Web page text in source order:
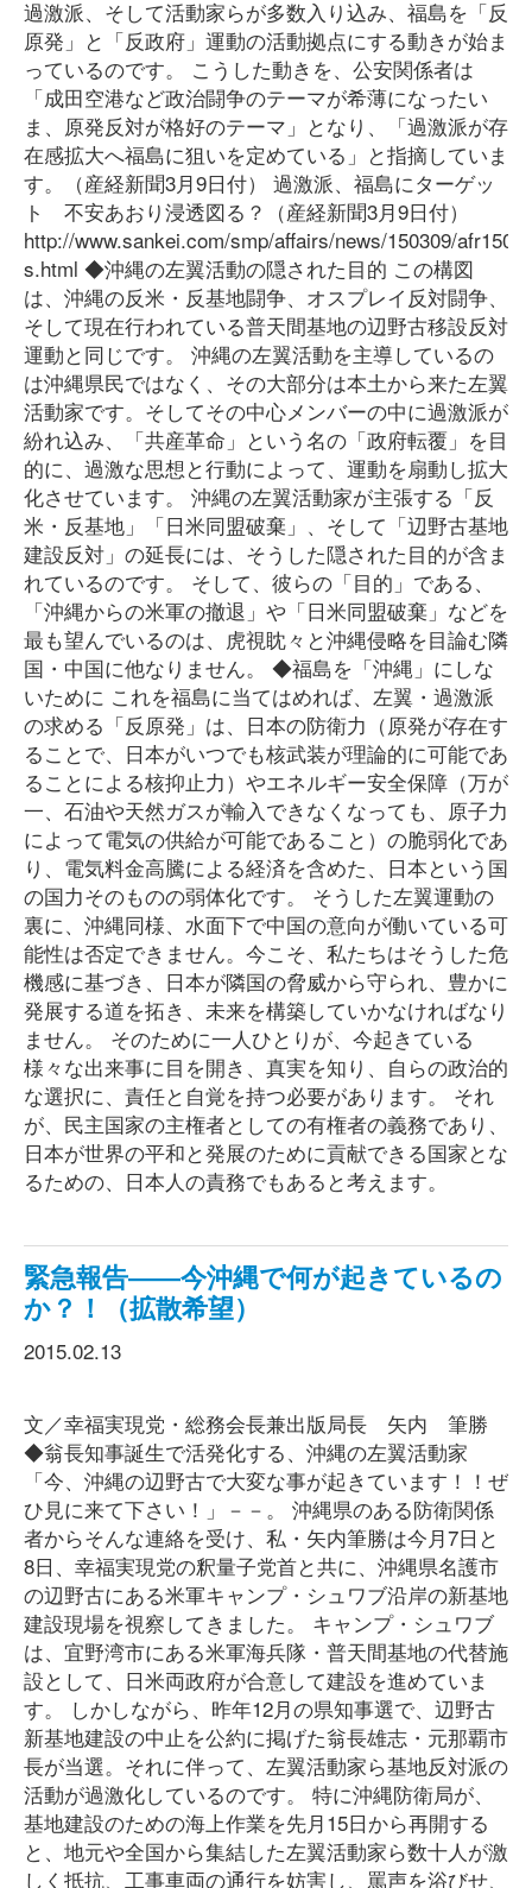
過激派、そして活動家らが多数入り込み、福島を「反
原発」と「反政府」運動の活動拠点にする動きが始ま
っているのです。 こうした動きを、公安関係者は
「成田空港など政治闘争のテーマが希薄になったい
ま、原発反対が格好のテーマ」となり、「過激派が存
在感拡大へ福島に狙いを定めている」と指摘していま
す。（産経新聞3月9日付） 過激派、福島にターゲッ
ト 不安あおり浸透図る？（産経新聞3月9日付）
http://www.sankei.com/smp/affairs/news/150309/
s.html ◆沖縄の左翼活動の隠された目的 この構図
は、沖縄の反米・反基地闘争、オスプレイ反対闘争、
そして現在行われている普天間基地の辺野古移設反対
運動と同じです。 沖縄の左翼活動を主導しているの
は沖縄県民ではなく、その大部分は本土から来た左翼
活動家です。そしてその中心メンバーの中に過激派が
紛れ込み、「共産革命」という名の「政府転覆」を目
的に、過激な思想と行動によって、運動を扇動し拡大
化させています。 沖縄の左翼活動家が主張する「反
米・反基地」「日米同盟破棄」、そして「辺野古基地
建設反対」の延長には、そうした隠された目的が含ま
れているのです。 そして、彼らの「目的」である、
「沖縄からの米軍の撤退」や「日米同盟破棄」などを
最も望んでいるのは、虎視眈々と沖縄侵略を目論む隣
国・中国に他なりません。 ◆福島を「沖縄」にしな
いために これを福島に当てはめれば、左翼・過激派
の求める「反原発」は、日本の防衛力（原発が存在す
ることで、日本がいつでも核武装が理論的に可能であ
ることによる核抑止力）やエネルギー安全保障（万が
一、石油や天然ガスが輸入できなくなっても、原子力
によって電気の供給が可能であること）の脆弱化であ
り、電気料金高騰による経済を含めた、日本という国
の国力そのものの弱体化です。 そうした左翼運動の
裏に、沖縄同様、水面下で中国の意向が働いている可
能性は否定できません。今こそ、私たちはそうした危
機感に基づき、日本が隣国の脅威から守られ、豊かに
発展する道を拓き、未来を構築していかなければなり
ません。 そのために一人ひとりが、今起きている
様々な出来事に目を開き、真実を知り、自らの政治的
な選択に、責任と自覚を持つ必要があります。 それ
が、民主国家の主権者としての有権者の義務であり、
日本が世界の平和と発展のために貢献できる国家とな
るための、日本人の責務でもあると考えます。
緊急報告――今沖縄で何が起きているの
か？！（拡散希望）
2015.02.13
文／幸福実現党・総務会長兼出版局長 矢内 筆勝
◆翁長知事誕生で活発化する、沖縄の左翼活動家
「今、沖縄の辺野古で大変な事が起きています！！ぜ
ひ見に来て下さい！」－－。 沖縄県のある防衛関係
者からそんな連絡を受け、私・矢内筆勝は今月7日と
8日、幸福実現党の釈量子党首と共に、沖縄県名護市
の辺野古にある米軍キャンプ・シュワブ沿岸の新基地
建設現場を視察してきました。 キャンプ・シュワブ
は、宜野湾市にある米軍海兵隊・普天間基地の代替施
設として、日米両政府が合意して建設を進めていま
す。 しかしながら、昨年12月の県知事選で、辺野古
新基地建設の中止を公約に掲げた翁長雄志・元那覇市
長が当選。それに伴って、左翼活動家ら基地反対派の
活動が過激化しているのです。 特に沖縄防衛局が、
基地建設のための海上作業を先月15日から再開する
と、地元や全国から集結した左翼活動家ら数十人が激
しく抵抗、工事車両の通行を妨害し、罵声を浴びせ、